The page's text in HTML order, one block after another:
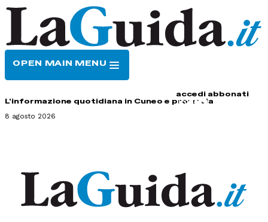
OPEN MAIN MENU
accedi abbonati
L'informazione quotidiana in Cuneo e provincia
8 agosto 2026